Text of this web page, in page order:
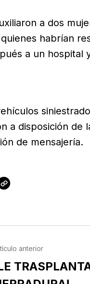
a dos
habrían
a un hospital
a disposición de
de mensajería.
anterior